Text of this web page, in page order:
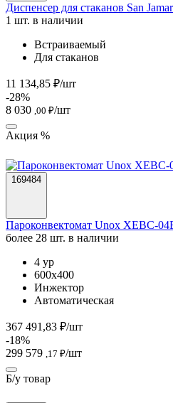
Диспенсер для стаканов San
1 шт. в наличии
Встраиваемый
Для стаканов
11 134,85 ₽/шт
-28%
8 030 ,00 ₽/шт
Акция %
169484
Пароконвектомат Unox XEBC-
более 28 шт. в наличии
4 ур
600х400
Инжектор
Автоматическая
367 491,83 ₽/шт
-18%
299 579 ,17 ₽/шт
Б/у товар